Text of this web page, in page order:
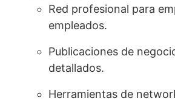
Red profesional para
empleados.
Publicaciones de
detallados.
Herramientas de